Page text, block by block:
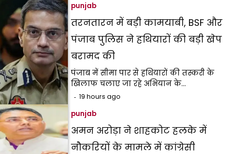
punjab
तरनतारन में बड़ी कामयाबी, BSF और
पंजाब पुलिस ने हथियारों की बड़ी खेप
बरामद की
पंजाब में सीमा पार से हथियारों की तस्करी के
खिलाफ चलाए जा रहे अभियान के…
19 hours ago
punjab
अमन अरोड़ा ने शाहकोट हलके में
नौकरियों के मामले में कांग्रेसी